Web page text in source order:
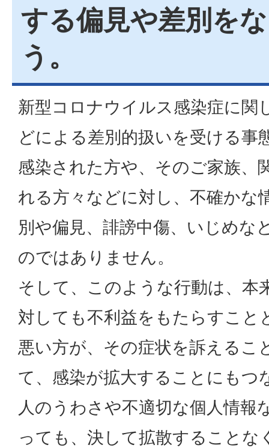
する偏見や差別を
う。
新型コロナウイルス感染症に関
どによる差別的扱いを受ける事
感染された方や、そのご家族、
れる方々などに対し、不確かな
別や偏見、誹謗中傷、いじめな
のではありません。
そして、このような行動は、本
対しても不利益をもたらすこと
悪い方が、その症状を訴えるこ
て、感染が拡大することにもつ
人のうわさや不適切な個人情報
っても、決して拡散することな